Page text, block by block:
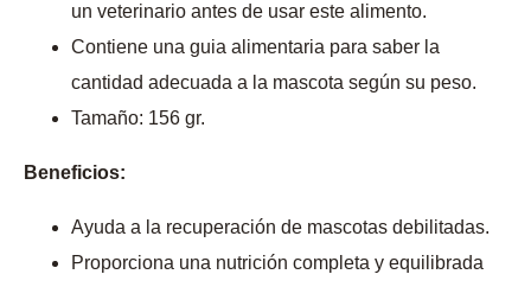
un veterinario antes de usar este alimento.
Contiene una guia alimentaria para saber la
cantidad adecuada a la mascota según su peso.
Tamaño: 156 gr.
Beneficios:
Ayuda a la recuperación de mascotas debilitadas.
Proporciona una nutrición completa y equilibrada